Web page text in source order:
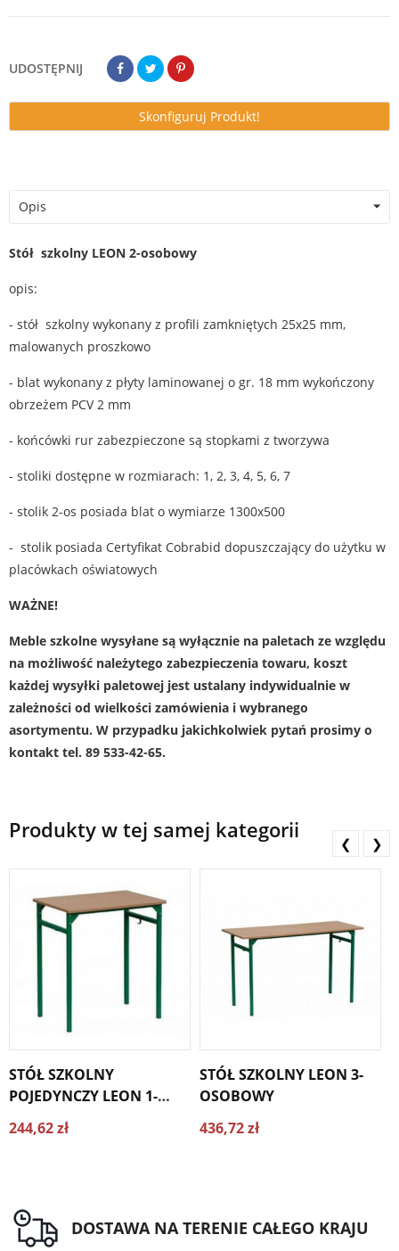
UDOSTĘPNIJ
Skonfiguruj Produkt!
Opis
Stół szkolny LEON 2-osobowy
opis:
- stół szkolny wykonany z profili zamkniętych 25x25 mm,
malowanych proszkowo
- blat wykonany z płyty laminowanej o gr. 18 mm wykończony
obrzeżem PCV 2 mm
- końcówki rur zabezpieczone są stopkami z tworzywa
- stoliki dostępne w rozmiarach: 1, 2, 3, 4, 5, 6, 7
- stolik 2-os posiada blat o wymiarze 1300x500
- stolik posiada Certyfikat Cobrabid dopuszczający do użytku w
placówkach oświatowych
WAŻNE!
Meble szkolne wysyłane są wyłącznie na paletach ze względu
na możliwość należytego zabezpieczenia towaru, koszt
każdej wysyłki paletowej jest ustalany indywidualnie w
zależności od wielkości zamówienia i wybranego
asortymentu. W przypadku jakichkolwiek pytań prosimy o
kontakt tel. 89 533-42-65.
Produkty w tej samej kategorii
STÓŁ SZKOLNY
POJEDYNCZY LEON 1-
OSOBOWY
244,62 zł
STÓŁ SZKOLNY LEON 3-
OSOBOWY
436,72 zł
❮ ❯
DOSTAWA NA TERENIE CAŁEGO KRAJU